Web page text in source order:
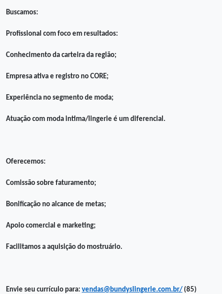
Buscamos:
Profissional com foco em resultados:
Conhecimento da carteira da região;
Empresa ativa e registro no CORE;
Experiência no segmento de moda;
Atuação com moda intima/lingerie é um diferencial.
Oferecemos:
Comissão sobre faturamento;
Bonificação no alcance de metas;
Apoio comercial e marketing;
Facilitamos a aquisição do mostruário.
Envie seu currículo para: vendas@bundyslingerie.com.br/ (85)